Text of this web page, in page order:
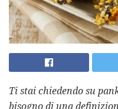
Ti stai chiedendo su
bisogno di una